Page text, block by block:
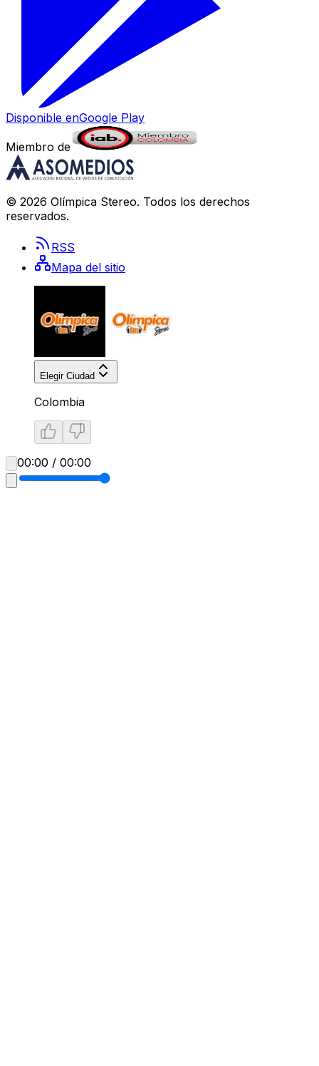
Disponible enGoogle Play
Miembro de
© 2026 Olímpica Stereo. Todos los derechos
reservados.
RSS
Mapa del sitio
Elegir Ciudad
Colombia
00:00 / 00:00